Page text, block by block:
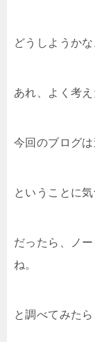
どうしようかな
あれ、よく考
今回のブログ
ということに気
だったら、ノ
ね。
と調べてみた